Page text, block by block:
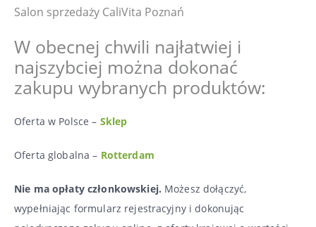
Salon sprzedaży CaliVita Poznań
W obecnej chwili najłatwiej i
najszybciej można dokonać
zakupu wybranych produktów:
Oferta w Polsce – Sklep
Oferta globalna – Rotterdam
Nie ma opłaty członkowskiej. Możesz dołączyć,
wypełniając formularz rejestracyjny i dokonując